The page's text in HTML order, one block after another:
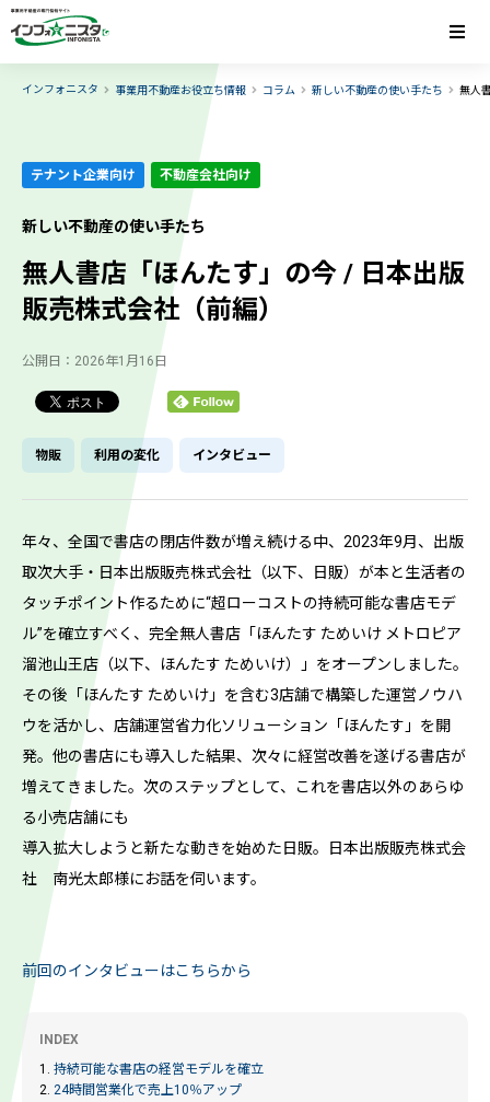
インフォニスタ 事業用不動産お役立ち情報 コラム 新しい不動産の使い手たち 無人
テナント企業向け 不動産会社向け
新しい不動産の使い手たち
無人書店「ほんたす」の今 / 日本出版
販売株式会社（前編）
公開日：2026年1月16日
物販 利用の変化 インタビュー
年々、全国で書店の閉店件数が増え続ける中、2023年9月、出版
取次大手・日本出版販売株式会社（以下、日販）が本と生活者の
タッチポイント作るために“超ローコストの持続可能な書店モデ
ル”を確立すべく、完全無人書店「ほんたす ためいけ メトロピア
溜池山王店（以下、ほんたす ためいけ）」をオープンしました。
その後「ほんたす ためいけ」を含む3店舗で構築した運営ノウハ
ウを活かし、店舗運営省力化ソリューション「ほんたす」を開
発。他の書店にも導入した結果、次々に経営改善を遂げる書店が
増えてきました。次のステップとして、これを書店以外のあらゆ
る小売店舗にも
導入拡大しようと新たな動きを始めた日販。日本出版販売株式会
社 南光太郎様にお話を伺います。
前回のインタビューはこちらから
INDEX
1. 持続可能な書店の経営モデルを確立
2. 24時間営業化で売上10％アップ